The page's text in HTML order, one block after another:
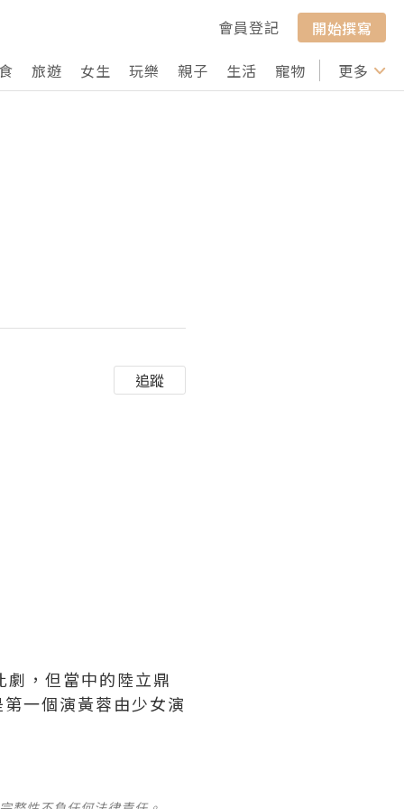
會員登記
開始撰寫
旅遊 女生 玩樂 親子 生活 寵物 行山 打卡
更多
追蹤
，但當中的陸立鼎
一個演黃蓉由少女演